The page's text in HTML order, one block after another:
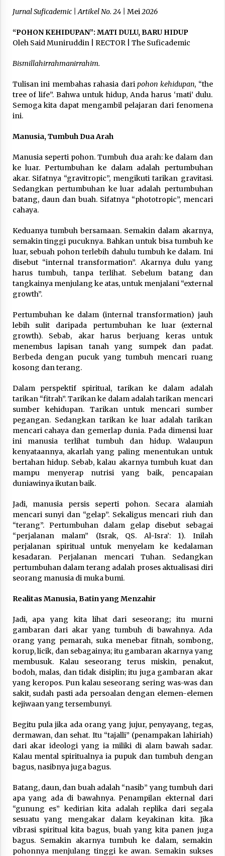
Takut Mati
3 months ago
Siswa YPHC
3 months ago
Aceh
SELVi: Sebuah Model Motivasi dalam
Kepemimpinan Bisnis
4 months ago
Nubuwwat
4 months ago
Jurnal Suficademic | Artikel No. 24 | Mei 2026
“POHON KEHIDUPAN”: MATI DULU, BARU HIDUP
Oleh Said Muniruddin | RECTOR | The Suficademic
Bismillahirrahmanirrahim.
Tulisan ini membahas rahasia daripohon kehidupan, “the
tree of life”. Bahwa untuk hidup, Anda harus ‘mati’ dulu.
Semoga kita dapat mengambil pelajaran dari fenomena
ini.
Manusia, Tumbuh Dua Arah
Manusia seperti pohon. Tumbuh dua arah: ke dalam dan
ke luar. Pertumbuhan ke dalam adalah pertumbuhan
akar. Sifatnya “gravitropic”, mengikuti tarikan gravitasi.
Sedangkan pertumbuhan ke luar adalah pertumbuhan
batang, daun dan buah. Sifatnya “phototropic”, mencari
cahaya.
Keduanya tumbuh bersamaan. Semakin dalam akarnya,
semakin tinggi pucuknya. Bahkan untuk bisa tumbuh ke
luar, sebuah pohon terlebih dahulu tumbuh ke dalam. Ini
disebut “internal transformation”. Akarnya dulu yang
harus tumbuh, tanpa terlihat. Sebelum batang dan
tangkainya menjulang ke atas, untuk menjalani “external
growth”.
Pertumbuhan ke dalam (internal transformation) jauh
lebih sulit daripada pertumbuhan ke luar (external
growth). Sebab, akar harus berjuang keras untuk
menembus lapisan tanah yang sumpek dan padat.
Berbeda dengan pucuk yang tumbuh mencari ruang
kosong dan terang.
Dalam perspektif spiritual, tarikan ke dalam adalah
tarikan “fitrah”. Tarikan ke dalam adalah tarikan mencari
sumber kehidupan. Tarikan untuk mencari sumber
pegangan. Sedangkan tarikan ke luar adalah tarikan
mencari cahaya dan gemerlap dunia. Pada dimensi luar
ini manusia terlihat tumbuh dan hidup. Walaupun
kenyataannya, akarlah yang paling menentukan untuk
bertahan hidup. Sebab, kalau akarnya tumbuh kuat dan
mampu menyerap nutrisi yang baik, pencapaian
duniawinya ikutan baik.
Jadi, manusia persis seperti pohon. Secara alamiah
mencari sunyi dan “gelap”. Sekaligus mencari riuh dan
“terang”. Pertumbuhan dalam gelap disebut sebagai
“perjalanan malam” (Israk, QS. Al-Isra’: 1). Inilah
perjalanan spiritual untuk menyelam ke kedalaman
kesadaran. Perjalanan mencari Tuhan. Sedangkan
pertumbuhan dalam terang adalah proses aktualisasi diri
seorang manusia di muka bumi.
Realitas Manusia, Batin yang Menzahir
Jadi, apa yang kita lihat dari seseorang; itu murni
gambaran dari akar yang tumbuh di bawahnya. Ada
orang yang pemarah, suka menebar fitnah, sombong,
korup, licik, dan sebagainya; itu gambaran akarnya yang
membusuk. Kalau seseorang terus miskin, penakut,
bodoh, malas, dan tidak disiplin; itu juga gambaran akar
yang keropos. Pun kalau seseorang sering was-was dan
sakit, sudah pasti ada persoalan dengan elemen-elemen
kejiwaan yang tersembunyi.
Begitu pula jika ada orang yang jujur, penyayang, tegas,
dermawan, dan sehat. Itu “tajalli” (penampakan lahiriah)
dari akar ideologi yang ia miliki di alam bawah sadar.
Kalau mental spiritualnya ia pupuk dan tumbuh dengan
bagus, nasibnya juga bagus.
Batang, daun, dan buah adalah “nasib” yang tumbuh dari
apa yang ada di bawahnya. Penampilan ekternal dari
“gunung es” kedirian kita adalah replika dari segala
sesuatu yang mengakar dalam keyakinan kita. Jika
vibrasi spiritual kita bagus, buah yang kita panen juga
bagus. Semakin akarnya tumbuh ke dalam, semakin
pohonnya menjulang tinggi ke awan. Semakin sukses